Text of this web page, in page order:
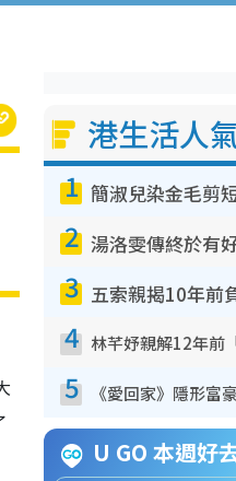
港生活人
1
2
3
4
5
U GO 本週好